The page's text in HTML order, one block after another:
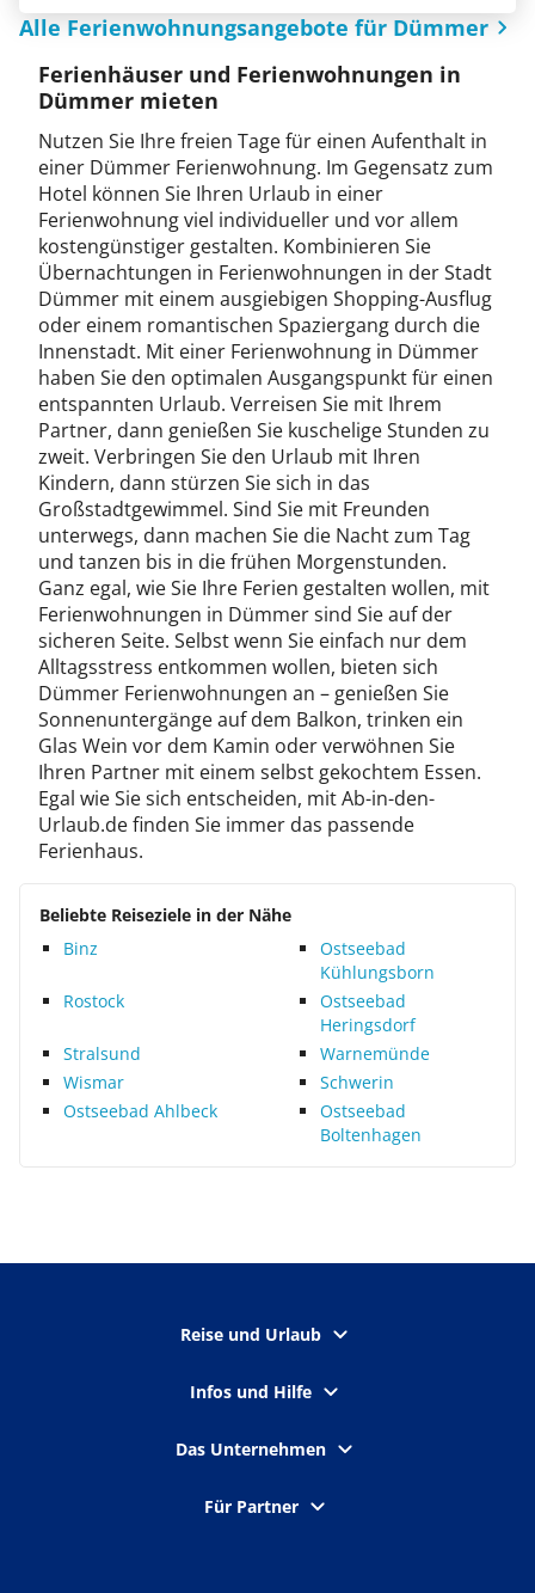
Alle Ferienwohnungsangebote für Dümmer
Ferienhäuser und Ferienwohnungen in
Dümmer mieten
Nutzen Sie Ihre freien Tage für einen Aufenthalt in
einer Dümmer Ferienwohnung. Im Gegensatz zum
Hotel können Sie Ihren Urlaub in einer
Ferienwohnung viel individueller und vor allem
kostengünstiger gestalten. Kombinieren Sie
Übernachtungen in Ferienwohnungen in der Stadt
Dümmer mit einem ausgiebigen Shopping-Ausflug
oder einem romantischen Spaziergang durch die
Innenstadt. Mit einer Ferienwohnung in Dümmer
haben Sie den optimalen Ausgangspunkt für einen
entspannten Urlaub. Verreisen Sie mit Ihrem
Partner, dann genießen Sie kuschelige Stunden zu
zweit. Verbringen Sie den Urlaub mit Ihren
Kindern, dann stürzen Sie sich in das
Großstadtgewimmel. Sind Sie mit Freunden
unterwegs, dann machen Sie die Nacht zum Tag
und tanzen bis in die frühen Morgenstunden.
Ganz egal, wie Sie Ihre Ferien gestalten wollen, mit
Ferienwohnungen in Dümmer sind Sie auf der
sicheren Seite. Selbst wenn Sie einfach nur dem
Alltagsstress entkommen wollen, bieten sich
Dümmer Ferienwohnungen an – genießen Sie
Sonnenuntergänge auf dem Balkon, trinken ein
Glas Wein vor dem Kamin oder verwöhnen Sie
Ihren Partner mit einem selbst gekochtem Essen.
Egal wie Sie sich entscheiden, mit Ab-in-den-
Urlaub.de finden Sie immer das passende
Ferienhaus.
Beliebte Reiseziele in der Nähe
Binz
Ostseebad
Kühlungsborn
Rostock
Ostseebad
Heringsdorf
Stralsund
Warnemünde
Wismar
Schwerin
Ostseebad Ahlbeck
Ostseebad
Boltenhagen
Reise und Urlaub
Infos und Hilfe
Das Unternehmen
Für Partner